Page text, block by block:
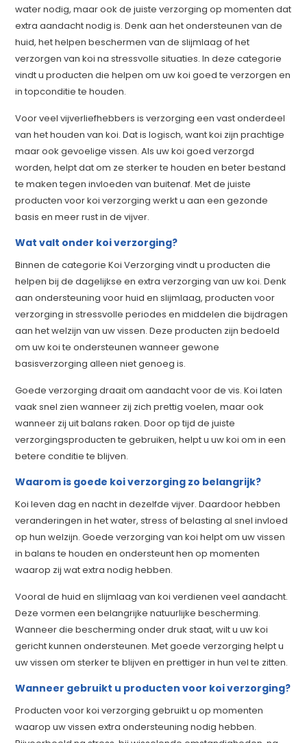
water nodig, maar ook de juiste verzorging op momenten dat
extra aandacht nodig is. Denk aan het ondersteunen van de
huid, het helpen beschermen van de slijmlaag of het
verzorgen van koi na stressvolle situaties. In deze categorie
vindt u producten die helpen om uw koi goed te verzorgen en
in topconditie te houden.
Voor veel vijverliefhebbers is verzorging een vast onderdeel
van het houden van koi. Dat is logisch, want koi zijn prachtige
maar ook gevoelige vissen. Als uw koi goed verzorgd
worden, helpt dat om ze sterker te houden en beter bestand
te maken tegen invloeden van buitenaf. Met de juiste
producten voor koi verzorging werkt u aan een gezonde
basis en meer rust in de vijver.
Wat valt onder koi verzorging?
Binnen de categorie Koi Verzorging vindt u producten die
helpen bij de dagelijkse en extra verzorging van uw koi. Denk
aan ondersteuning voor huid en slijmlaag, producten voor
verzorging in stressvolle periodes en middelen die bijdragen
aan het welzijn van uw vissen. Deze producten zijn bedoeld
om uw koi te ondersteunen wanneer gewone
basisverzorging alleen niet genoeg is.
Goede verzorging draait om aandacht voor de vis. Koi laten
vaak snel zien wanneer zij zich prettig voelen, maar ook
wanneer zij uit balans raken. Door op tijd de juiste
verzorgingsproducten te gebruiken, helpt u uw koi om in een
betere conditie te blijven.
Waarom is goede koi verzorging zo belangrijk?
Koi leven dag en nacht in dezelfde vijver. Daardoor hebben
veranderingen in het water, stress of belasting al snel invloed
op hun welzijn. Goede verzorging van koi helpt om uw vissen
in balans te houden en ondersteunt hen op momenten
waarop zij wat extra nodig hebben.
Vooral de huid en slijmlaag van koi verdienen veel aandacht.
Deze vormen een belangrijke natuurlijke bescherming.
Wanneer die bescherming onder druk staat, wilt u uw koi
gericht kunnen ondersteunen. Met goede verzorging helpt u
uw vissen om sterker te blijven en prettiger in hun vel te zitten.
Wanneer gebruikt u producten voor koi verzorging?
Producten voor koi verzorging gebruikt u op momenten
waarop uw vissen extra ondersteuning nodig hebben.